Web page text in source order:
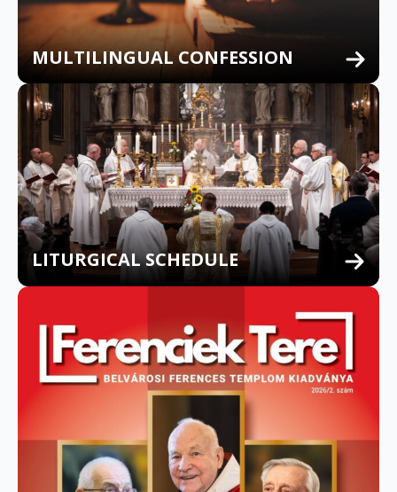
MULTILINGUAL CONFESSION
LITURGICAL SCHEDULE